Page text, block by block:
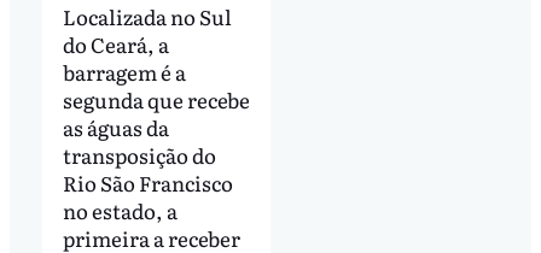
Localizada no Sul
do Ceará, a
barragem é a
segunda que recebe
as águas da
transposição do
Rio São Francisco
no estado, a
primeira a receber